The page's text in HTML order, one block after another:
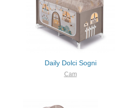
Daily Dolci Sogni
Cam